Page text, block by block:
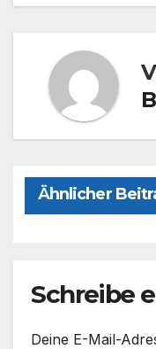
o
o
k
o
n
Ähnlicher
Schreibe
Deine E-Mail-